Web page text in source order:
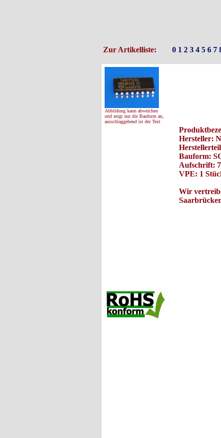
Zur Artikelliste: 0 1 2 3 4 5 6 7
Abbildung kann abweichen
und zeigt nur die Bauform an,
ausschlaggebend ist der Text
Hersteller:
Bauform:
Aufschrift:
VPE: 1
Wir